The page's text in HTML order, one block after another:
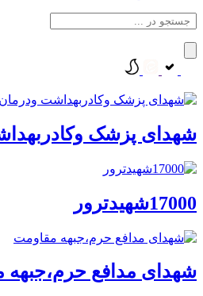
شهدای پزشک
17000شهیدترور
شهدای مدافع حرم،جبهه